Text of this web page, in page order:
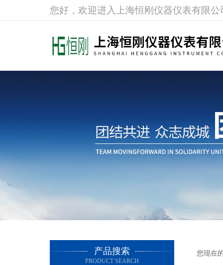
您好，欢迎进入上海恒刚仪器仪表有限公
产品搜索
PRODUCT SEARCH
您现在